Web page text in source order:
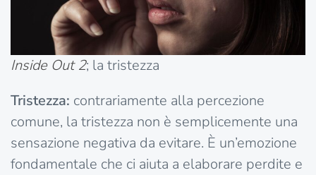
Inside Out 2; la tristezza
Tristezza: contrariamente alla percezione
comune, la tristezza non è semplicemente una
sensazione negativa da evitare. È un’emozione
fondamentale che ci aiuta a elaborare perdite e